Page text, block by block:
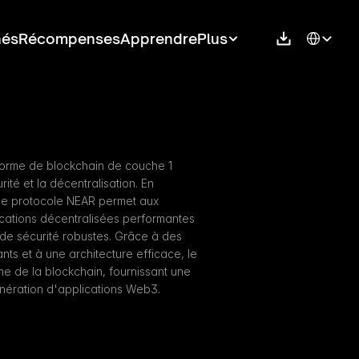
RécompensesApprendrePlus Select
de blockchain de couche 1
et la décentralisation. En
protocole NEAR permet aux
décentralisées performantes
sécurité robustes. Grâce à des
et à une architecture efficace, le
de la blockchain, fournissant une
d'applications Web3.